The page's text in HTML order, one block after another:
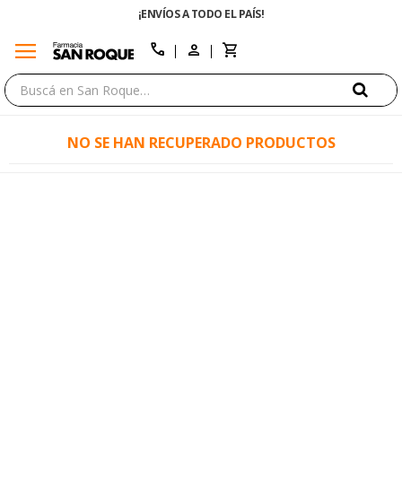
¡ENVÍOS A TODO EL PAÍS!
menu call
NO SE HAN RECUPERADO PRODUCTOS
close